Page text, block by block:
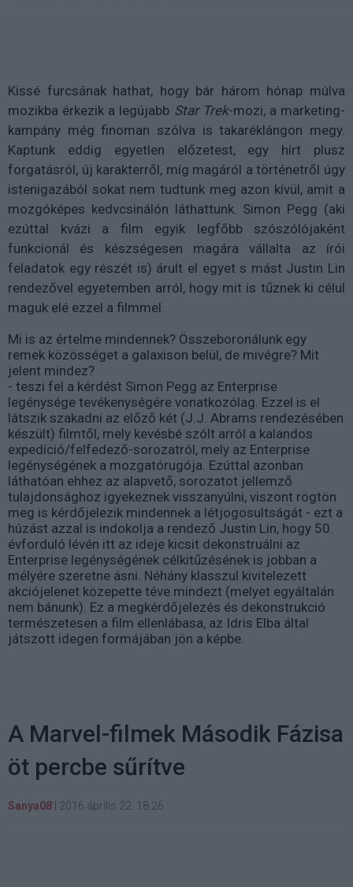
Kissé furcsának hathat, hogy bár három hónap múlva
mozikba érkezik a legújabb Star Trek-mozi, a marketing-
kampány még finoman szólva is takaréklángon megy.
Kaptunk eddig egyetlen előzetest, egy hírt plusz
forgatásról, új karakterről, míg magáról a történetről úgy
istenigazából sokat nem tudtunk meg azon kívül, amit a
mozgóképes kedvcsinálón láthattunk. Simon Pegg (aki
ezúttal kvázi a film egyik legfőbb szószólójaként
funkcionál és készségesen magára vállalta az írói
feladatok egy részét is) árult el egyet s mást Justin Lin
rendezővel egyetemben arról, hogy mit is tűznek ki célul
maguk elé ezzel a filmmel.
Mi is az értelme mindennek? Összeboronálunk egy
remek közösséget a galaxison belül, de mivégre? Mit
jelent mindez?
- teszi fel a kérdést Simon Pegg az Enterprise
legénysége tevékenységére vonatkozólag. Ezzel is el
látszik szakadni az előző két (J.J. Abrams rendezésében
készült) filmtől, mely kevésbé szólt arról a kalandos
expedíció/felfedező-sorozatról, mely az Enterprise
legénységének a mozgatórugója. Ezúttal azonban
láthatóan ehhez az alapvető, sorozatot jellemző
tulajdonsághoz igyekeznek visszanyúlni, viszont rögtön
meg is kérdőjelezik mindennek a létjogosultságát - ezt a
húzást azzal is indokolja a rendező Justin Lin, hogy 50.
évforduló lévén itt az ideje kicsit dekonstruálni az
Enterprise legénységének célkitűzésének is jobban a
mélyére szeretne ásni. Néhány klasszul kivitelezett
akciójelenet közepette téve mindezt (melyet egyáltalán
nem bánunk). Ez a megkérdőjelezés és dekonstrukció
természetesen a film ellenlábasa, az Idris Elba által
játszott idegen formájában jön a képbe.
A Marvel-filmek Második Fázisa
öt percbe sűrítve
Sanya08 2016 április 22. 18:26